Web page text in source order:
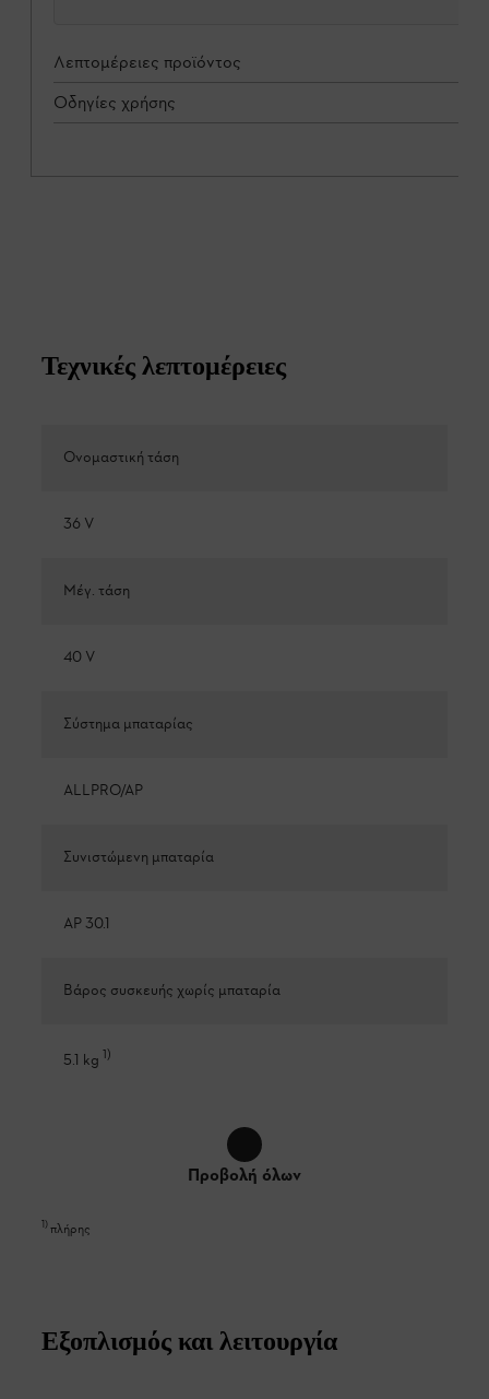
Λεπτομέρειες προϊόντος
Οδηγίες χρήσης
Τεχνικές λεπτομέρειες
Ονομαστική τάση
36 V
Μέγ. τάση
40 V
Σύστημα μπαταρίας
ALLPRO/AP
Συνιστώμενη μπαταρία
AP 30.1
Βάρος συσκευής χωρίς μπαταρία
5.1 kg 1)
Προβολή όλων
1)πλήρης
Εξοπλισμός και λειτουργία